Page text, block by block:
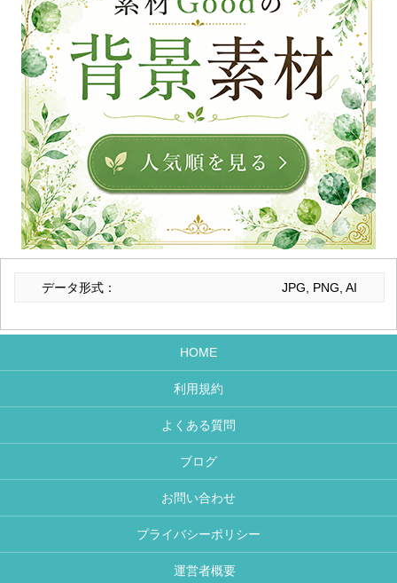
データ形式： JPG, PNG, AI
HOME
利用規約
よくある質問
ブログ
お問い合わせ
プライバシーポリシー
運営者概要